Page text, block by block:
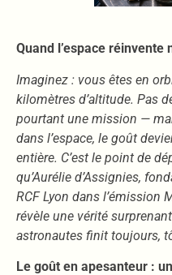
Quand l’espace
Imaginez : vous êtes en
kilomètres d’altitude. Pas
pourtant une mission —
dans l’espace, le goût
entière. C’est le point de
qu’Aurélie d’Assignies,
RCF Lyon dans l’émission
révèle une vérité
astronautes finit toujours,
Le goût en apesanteur :